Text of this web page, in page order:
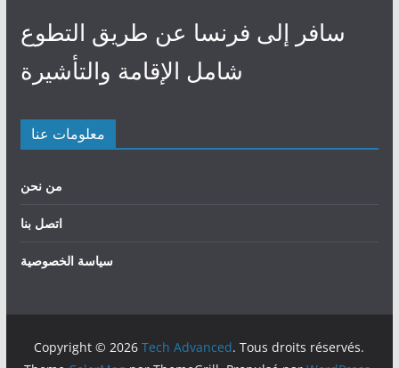
سافر إلى فرنسا عن طريق التطوع
شامل الإقامة والتأشيرة
معلومات عنا
من نحن
اتصل بنا
سياسة الخصوصية
Copyright © 2026Tech Advanced. Tous droits réservés.